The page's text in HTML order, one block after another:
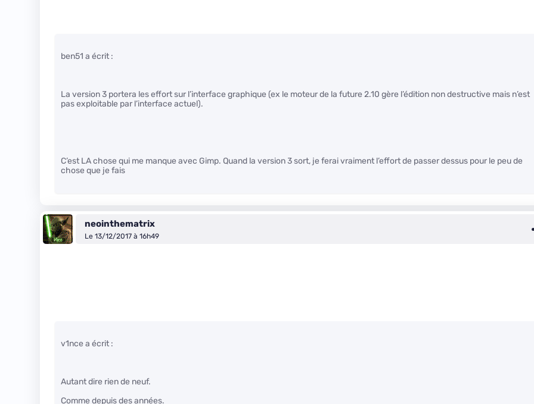
ben51 a écrit :
La version 3 portera les effort sur l’interface graphique (ex le moteur de la future 2.10 gère l’édition non destructive mais n’est
pas exploitable par l’interface actuel).
C’est LA chose qui me manque avec Gimp. Quand la version 3 sort, je ferai vraiment l’effort de passer dessus pour le peu de
chose que je fais
neointhematrix
Le 13/12/2017 à 16h49
v1nce a écrit :
Autant dire rien de neuf.
Comme depuis des années.